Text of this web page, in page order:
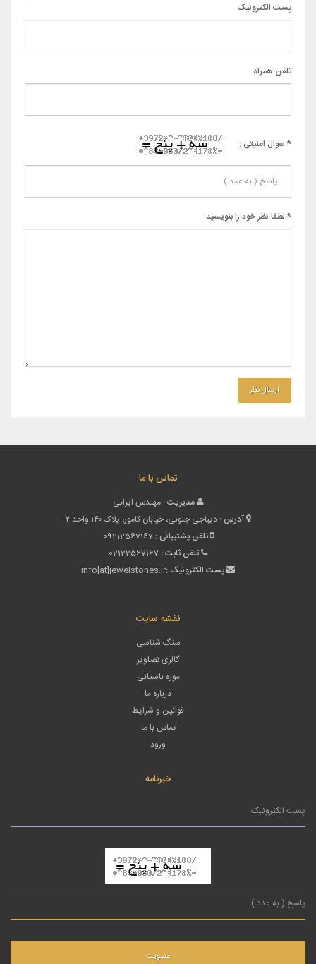
پست الکترونیک
تلفن همراه
* سوال امنیتی :
* لطفا نظر خود را بنویسید
تماس با ما
مدیریت : مهندس ایرانی
آدرس : دیباجی جنوبی، خیابان کامور، پلاک ۱۴۰ واحد ۲
تلفن پشتیبانی : 09212567167
تلفن ثابت : 02122567167
پست الکترونیک :info[at]jewelstones.ir
نقشه سایت
سنگ شناسی
گالری تصاویر
موزه باستانی
درباره ما
قوانین و شرایط
تماس با ما
ورود
خبرنامه